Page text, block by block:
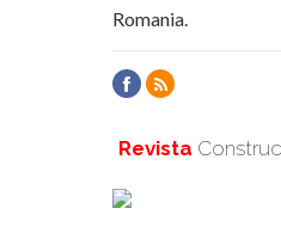
Romania.
Revista